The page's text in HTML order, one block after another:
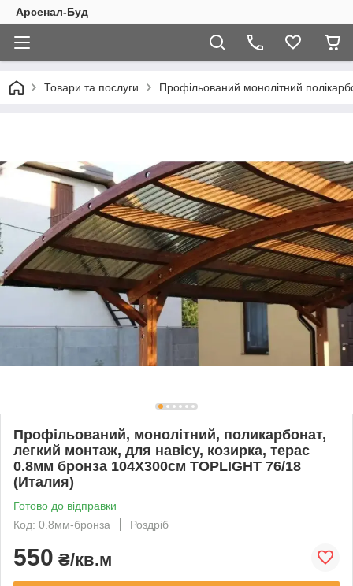
Арсенал-Буд
Товари та послуги Профільований монолітний
Профільований, монолітний, поликарбонат,
легкий монтаж, для навісу, козирка, терас
0.8мм бронза 104Х300см TOPLIGHT 76/18
(Италия)
Готово до відправки
Код: 0.8мм-бронза
Роздріб
550 ₴/кв.м